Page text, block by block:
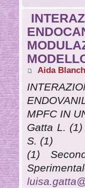
Aida
MPFC IN
Gatta L.
S. (1)
(1)